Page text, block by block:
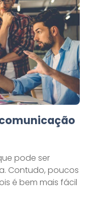
pode ser
Contudo, poucos
é bem mais fácil